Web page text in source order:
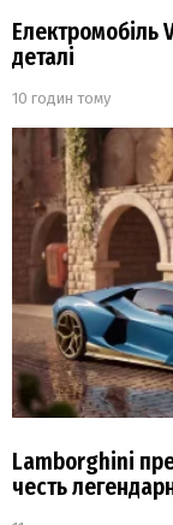
Електромобіль
деталі
10 годин тому
Lamborghini
честь